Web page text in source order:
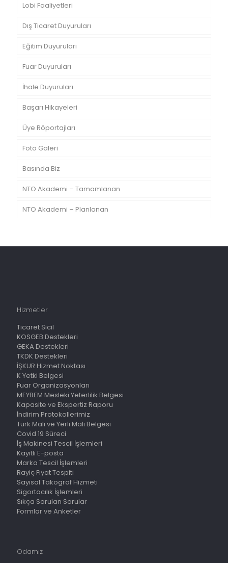
Lobi Faaliyetleri
Dış Ticaret Duyuruları
Eğitim Duyuruları
Fuar Duyuruları
İhale Duyuruları
Başarı Hikayeleri
Üye Röportajları
Foto Galeri
Basında Biz
NTO Akademi – Tamamlanan
NTO Akademi – Planlanan
Hizmetler
Ticaret Sicil
KOSGEB Destekleri
GEKA Destekleri
TKDK Destekleri
İŞKUR Hizmet Noktası
K Yetki Belgesi
Fuar Organizasyonları
MEYBEM Mesleki Yeterlilik Belgesi
Kapasite ve Ekspertiz Raporu
İndirim Protokollerimiz
Türk Malı ve Yerli Malı Belgesi
Covid 19 Süreci
İş Makinesi Tescil İşlemleri
Kayıtlı E-posta
Marka Tescil İşlemleri
Rayiç Fiyat Tespiti
Sayısal Takograf Hizmeti
Sigortacılık İşlemleri
Sıkça Sorulan Sorular
Formlar ve Anketler
Odamız